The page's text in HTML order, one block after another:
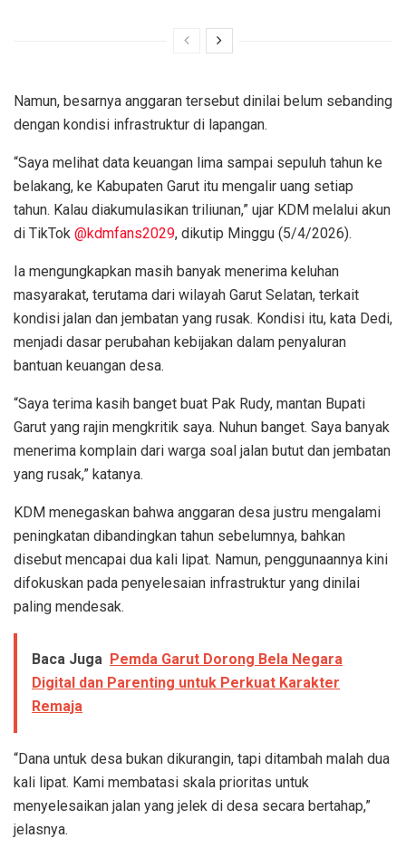
Namun, besarnya anggaran tersebut dinilai belum sebanding
dengan kondisi infrastruktur di lapangan.
“Saya melihat data keuangan lima sampai sepuluh tahun ke
belakang, ke Kabupaten Garut itu mengalir uang setiap
tahun. Kalau diakumulasikan triliunan,” ujar KDM melalui akun
di TikTok @kdmfans2029, dikutip Minggu (5/4/2026).
Ia mengungkapkan masih banyak menerima keluhan
masyarakat, terutama dari wilayah Garut Selatan, terkait
kondisi jalan dan jembatan yang rusak. Kondisi itu, kata Dedi,
menjadi dasar perubahan kebijakan dalam penyaluran
bantuan keuangan desa.
“Saya terima kasih banget buat Pak Rudy, mantan Bupati
Garut yang rajin mengkritik saya. Nuhun banget. Saya banyak
menerima komplain dari warga soal jalan butut dan jembatan
yang rusak,” katanya.
KDM menegaskan bahwa anggaran desa justru mengalami
peningkatan dibandingkan tahun sebelumnya, bahkan
disebut mencapai dua kali lipat. Namun, penggunaannya kini
difokuskan pada penyelesaian infrastruktur yang dinilai
paling mendesak.
Baca Juga Pemda Garut Dorong Bela Negara
Digital dan Parenting untuk Perkuat Karakter
Remaja
“Dana untuk desa bukan dikurangin, tapi ditambah malah dua
kali lipat. Kami membatasi skala prioritas untuk
menyelesaikan jalan yang jelek di desa secara bertahap,”
jelasnya.